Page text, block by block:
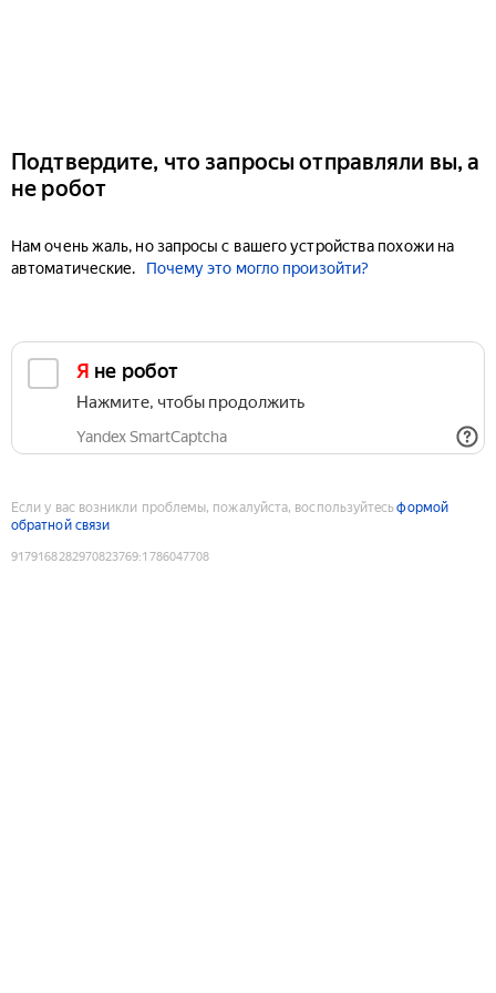
Подтвердите, что запросы отправляли вы, а
не робот
Нам очень жаль, но запросы с вашего устройства похожи на
автоматические.
Почему это могло произойти?
Я не робот
Нажмите, чтобы продолжить
Yandex SmartCaptcha
Если у вас возникли проблемы, пожалуйста, воспользуйтесьформой
обратной связи
9179168282970823769:1786047708